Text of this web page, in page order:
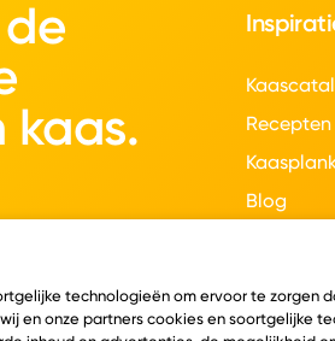
kaas.
Recepten
Blog
technologieën om ervoor te zorgen
en onze partners cookies en soortgelijke